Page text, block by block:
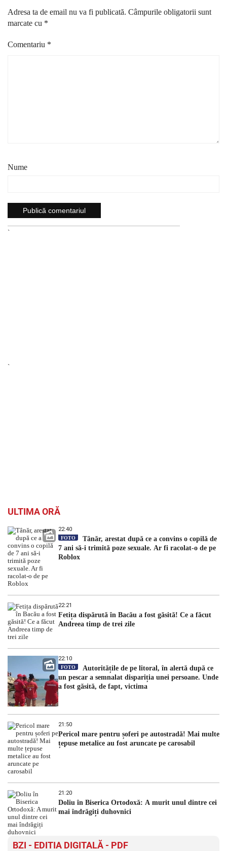
Adresa ta de email nu va fi publicată. Câmpurile obligatorii sunt
marcate cu *
Comentariu *
Nume
`
`
ULTIMA ORĂ
22:40
FOTO
Tânăr, arestat după ce a convins o copilă de
7 ani să-i trimită poze sexuale. Ar fi racolat-o de pe
Roblox
22:21
Fetița dispărută în Bacău a fost găsită! Ce a făcut
Andreea timp de trei zile
22:10
FOTO
Autoritățile de pe litoral, în alertă după ce
un pescar a semnalat dispariția unei persoane. Unde
a fost găsită, de fapt, victima
21:50
Pericol mare pentru șoferi pe autostradă! Mai multe
țepuse metalice au fost aruncate pe carosabil
21:20
Doliu în Biserica Ortodoxă: A murit unul dintre cei
mai îndrăgiți duhovnici
BZI - EDITIA DIGITALĂ - PDF